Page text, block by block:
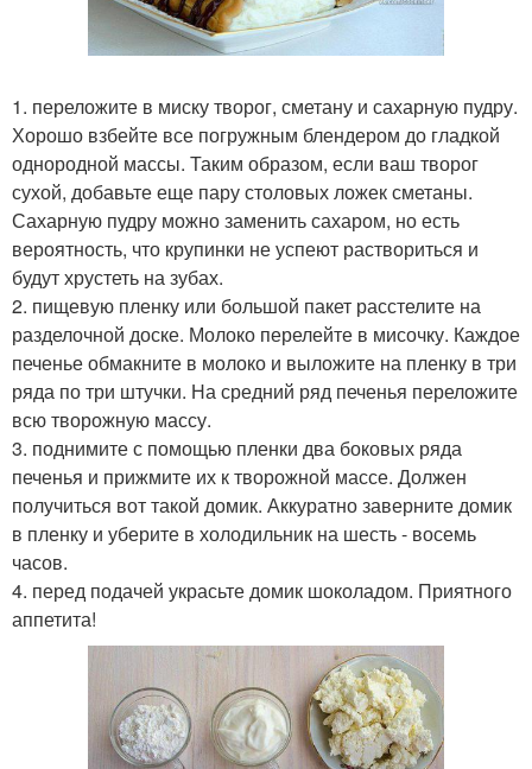
1. переложите в миску творог, сметану и сахарную пудру.
Хорошо взбейте все погружным блендером до гладкой
однородной массы. Таким образом, если ваш творог
сухой, добавьте еще пару столовых ложек сметаны.
Сахарную пудру можно заменить сахаром, но есть
вероятность, что крупинки не успеют раствориться и
будут хрустеть на зубах.
2. пищевую пленку или большой пакет расстелите на
разделочной доске. Молоко перелейте в мисочку. Каждое
печенье обмакните в молоко и выложите на пленку в три
ряда по три штучки. На средний ряд печенья переложите
всю творожную массу.
3. поднимите с помощью пленки два боковых ряда
печенья и прижмите их к творожной массе. Должен
получиться вот такой домик. Аккуратно заверните домик
в пленку и уберите в холодильник на шесть - восемь
часов.
4. перед подачей украсьте домик шоколадом. Приятного
аппетита!